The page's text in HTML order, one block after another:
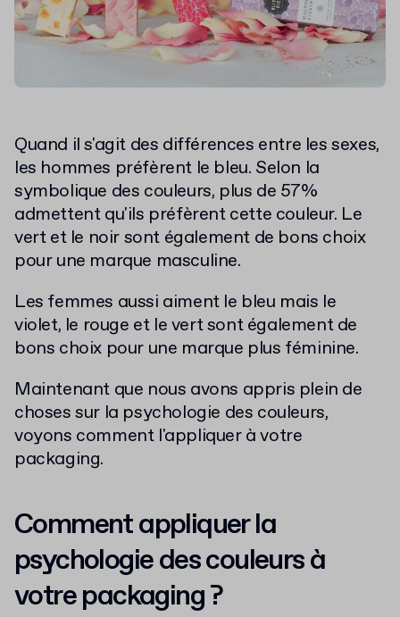
Quand il s'agit des différences entre les sexes,
les hommes préfèrent le bleu. Selon la
symbolique des couleurs, plus de 57%
admettent qu'ils préfèrent cette couleur. Le
vert et le noir sont également de bons choix
pour une marque masculine.
Les femmes aussi aiment le bleu mais le
violet, le rouge et le vert sont également de
bons choix pour une marque plus féminine.
Maintenant que nous avons appris plein de
choses sur la psychologie des couleurs,
voyons comment l'appliquer à votre
packaging.
Comment appliquer la
psychologie des couleurs à
votre packaging ?